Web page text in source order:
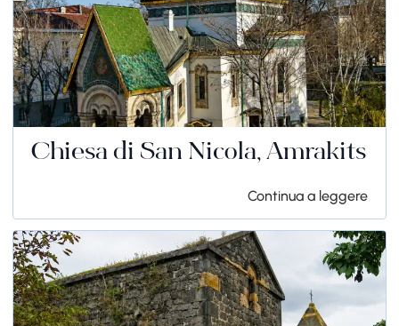
Chiesa di San Nicola, Amrakits
Continua a leggere